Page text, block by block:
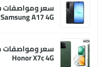
Samsung A17 4G
Honor X7c 4G